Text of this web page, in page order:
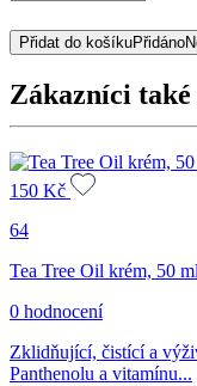
ml
množství
Přidat do košíkuPřidáno
Zákazníci
150 Kč
64
Tea Tree Oil krém, 50 ml
0 hodnocení
Zklidňující, čistící a
Panthenolu a vitamínu...